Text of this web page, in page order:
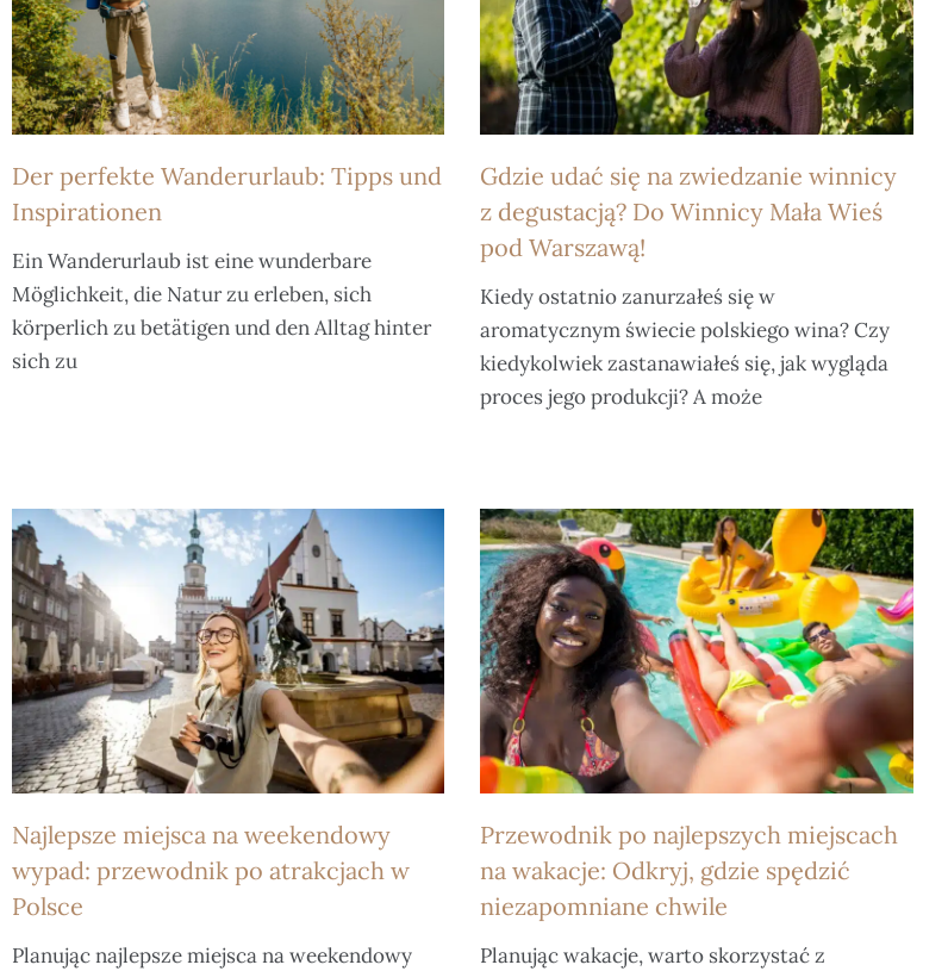
Der perfekte Wanderurlaub: Tipps und
Inspirationen
Ein Wanderurlaub ist eine wunderbare
Möglichkeit, die Natur zu erleben, sich
körperlich zu betätigen und den Alltag hinter
sich zu
Gdzie udać się na zwiedzanie winnicy
z degustacją? Do Winnicy Mała Wieś
pod Warszawą!
Kiedy ostatnio zanurzałeś się w
aromatycznym świecie polskiego wina? Czy
kiedykolwiek zastanawiałeś się, jak wygląda
proces jego produkcji? A może
Najlepsze miejsca na weekendowy
wypad: przewodnik po atrakcjach w
Polsce
Planując najlepsze miejsca na weekendowy
Przewodnik po najlepszych miejscach
na wakacje: Odkryj, gdzie spędzić
niezapomniane chwile
Planując wakacje, warto skorzystać z